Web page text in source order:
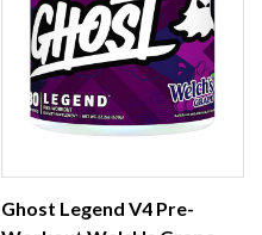
Ghost Legend V4 Pre-